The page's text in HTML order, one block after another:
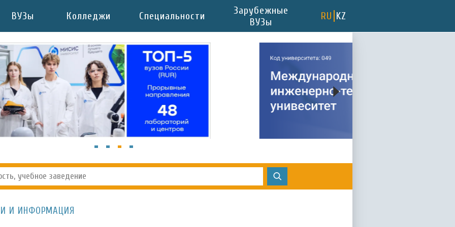
ВУЗы Колледжи Специальности
Зарубежные
ВУЗы
RU KZ
И ИНФОРМАЦИЯ